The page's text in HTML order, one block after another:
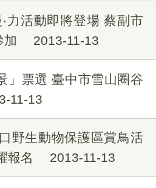
力活動即將登場 蔡副市
加
2013-11-13
」票選 臺中市雪山圈谷
11-13
野生動物保護區賞鳥活
報名
2013-11-13